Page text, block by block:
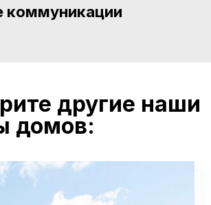
коммуникации
другие наши
домов: